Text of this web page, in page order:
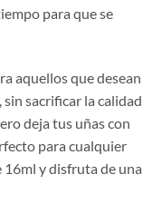
para que se
aquellos que desean
sacrificar la calidad
deja tus uñas con
para cualquier
16ml y disfruta de una